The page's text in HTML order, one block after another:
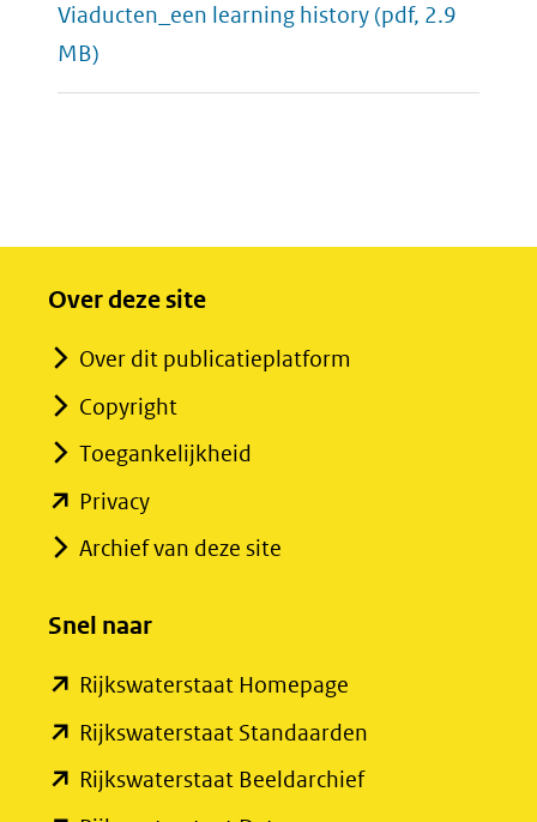
Viaducten_een learning history (pdf, 2.9
MB)
Over deze site
Over dit publicatieplatform
Copyright
Toegankelijkheid
Privacy(opent
in
venster)
naar
een
andere
Archief van deze site
Snel naar
Rijkswaterstaat Homepage
in
Rijkswaterstaat Standaarden
Rijkswaterstaat Beeldarchief(opent